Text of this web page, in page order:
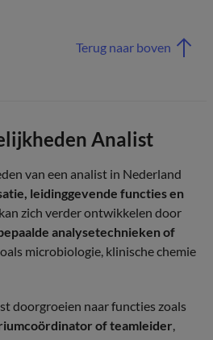
Terug naar boven
Analist
van een analist in Nederland
leidinggevende functies en
zich verder ontwikkelen door
analysetechnieken of
microbiologie, klinische chemie
doorgroeien naar functies zoals
of teamleider,